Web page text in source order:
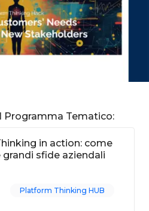
Programma Tematico:
in action: come
grandi sfide aziendali
Platform Thinking HUB